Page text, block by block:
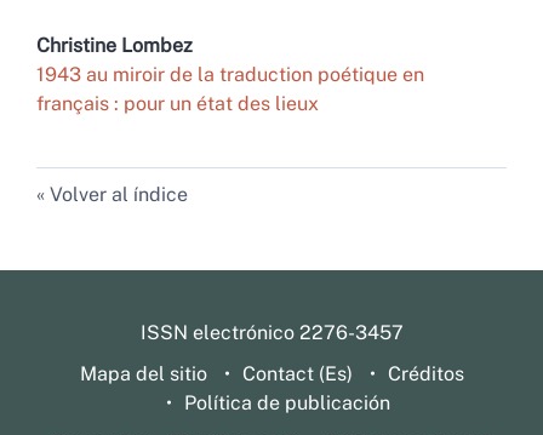
Christine Lombez
1943 au miroir de la traduction poétique en
français : pour un état des lieux
Volver al índice
ISSN electrónico 2276-3457
Mapa del sitio
Contact (Es)
Créditos
Política de publicación